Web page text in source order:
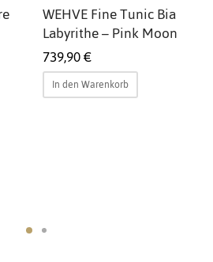
WEHVE Fine Tunic Bia
Labyrithe – Pink Moon
739,90€
In den Warenkorb